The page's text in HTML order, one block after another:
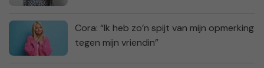
Cora: “Ik heb zo’n spijt van mijn opmerking
tegen mijn vriendin”